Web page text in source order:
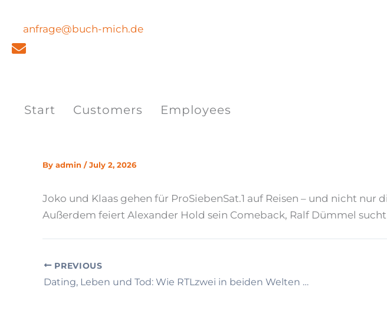
content
anfrage@buch-mich.de
Start Customers Employees
By admin /July 2, 2026
Joko und Klaas gehen für ProSiebenSat.1 auf Reisen – und nicht
Außerdem feiert Alexander Hold sein Comeback, Ralf Dümmel
PREVIOUS
Dating, Leben und Tod: Wie RTLzwei in beiden Welten wachsen will